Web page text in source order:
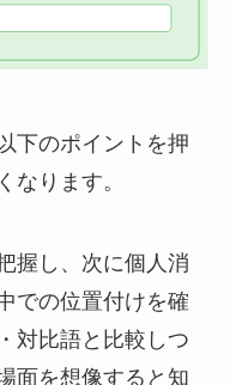
下のポイントを押
なります。
握し、次に個人消
での位置付けを確
対比語と比較しつ
面を想像すると知